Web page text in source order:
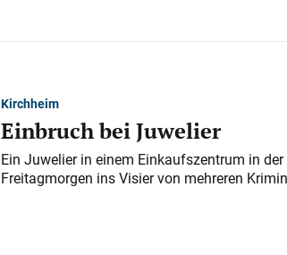
Kirchheim
Einbruch bei Juwelier
Ein Juwelier in einem Einkaufszentrum in
Freitagmorgen ins Visier von mehreren